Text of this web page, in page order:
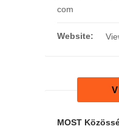
com
Website:
MOST